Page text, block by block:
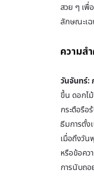
สวย ๆ เพื่
ลักษณะเฉ
ความส
วันจันทร์:
ขึ้น ดอกไ
กระตือรือ
ธีมการตั้ง
เมื่อถึงวัน
หรือข้อคว
การนับถอ